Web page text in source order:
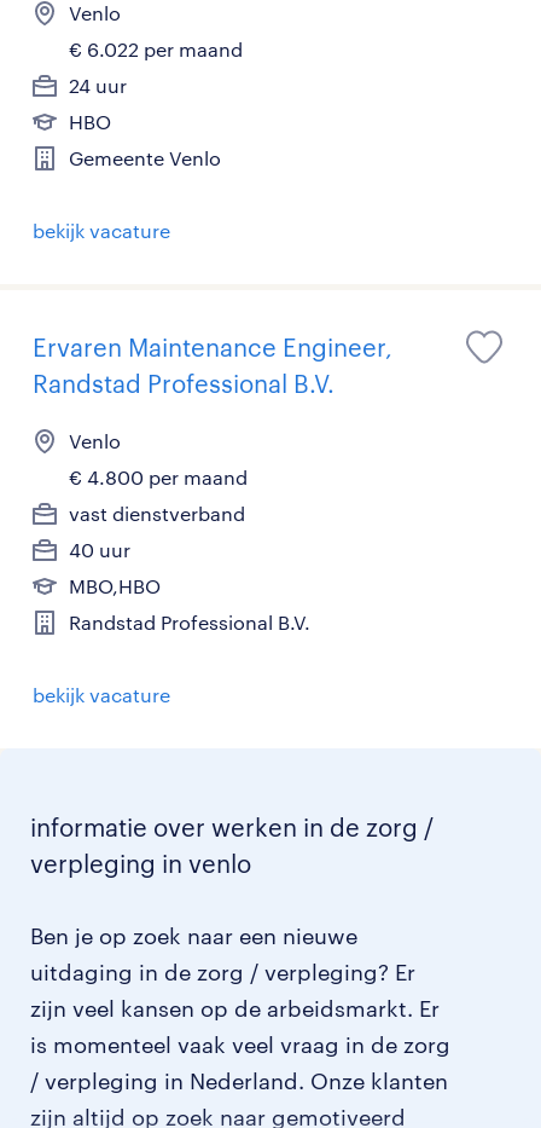
Venlo
€ 6.022 per maand
24 uur
HBO
Gemeente Venlo
bekijk vacature
Ervaren Maintenance Engineer,
Randstad Professional B.V.
Venlo
€ 4.800 per maand
vast dienstverband
40 uur
MBO,HBO
Randstad Professional B.V.
bekijk vacature
informatie over werken in de zorg /
verpleging in venlo
Ben je op zoek naar een nieuwe
uitdaging in de zorg / verpleging? Er
zijn veel kansen op de arbeidsmarkt. Er
is momenteel vaak veel vraag in de zorg
/ verpleging in Nederland. Onze klanten
zijn altijd op zoek naar gemotiveerd